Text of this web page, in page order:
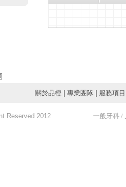
關於品橙 專業團隊| 服務項目
Reserved 2012
一般牙科 /